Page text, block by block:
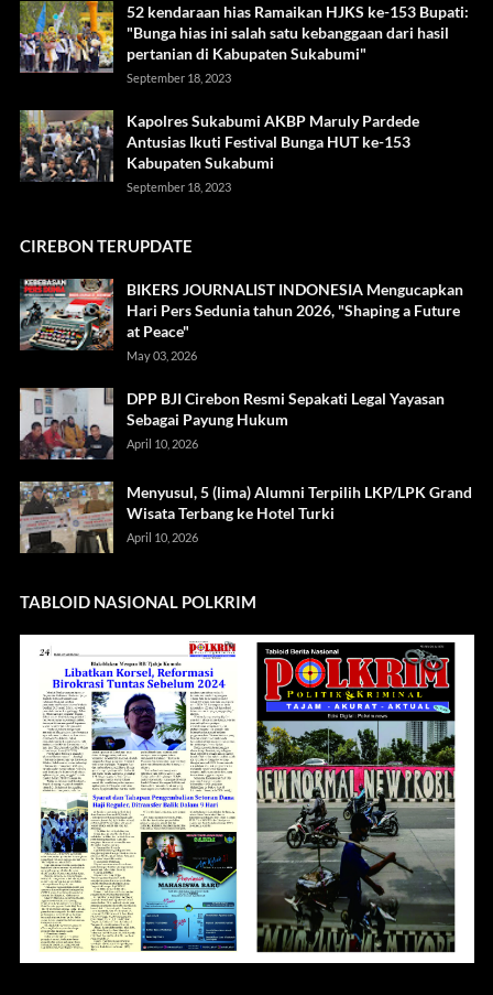
52 kendaraan hias Ramaikan HJKS ke-153 Bupati:
"Bunga hias ini salah satu kebanggaan dari hasil
pertanian di Kabupaten Sukabumi"
September 18, 2023
Kapolres Sukabumi AKBP Maruly Pardede
Antusias Ikuti Festival Bunga HUT ke-153
Kabupaten Sukabumi
September 18, 2023
CIREBON TERUPDATE
BIKERS JOURNALIST INDONESIA Mengucapkan
Hari Pers Sedunia tahun 2026, "Shaping a Future
at Peace"
May 03, 2026
DPP BJI Cirebon Resmi Sepakati Legal Yayasan
Sebagai Payung Hukum
April 10, 2026
Menyusul, 5 (lima) Alumni Terpilih LKP/LPK Grand
Wisata Terbang ke Hotel Turki
April 10, 2026
TABLOID NASIONAL POLKRIM